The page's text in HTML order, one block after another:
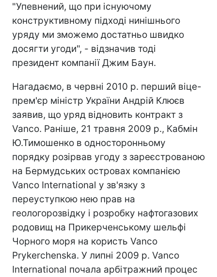
"Упевнений, що при існуючому
конструктивному підході нинішнього
уряду ми зможемо достатньо швидко
досягти угоди", - відзначив тоді
президент компанії Джим Баун.
Нагадаємо, в червні 2010 р. перший віце-
прем'єр міністр України Андрій Клюєв
заявив, що уряд відновить контракт з
Vanco. Раніше, 21 травня 2009 р., Кабмін
Ю.Тимошенко в односторонньому
порядку розірвав угоду з зареєстрованою
на Бермудських островах компанією
Vanco International у зв'язку з
переуступкою нею прав на
геологорозвідку і розробку нафтогазових
родовищ на Прикерченському шельфі
Чорного моря на користь Vanco
Prykerchenska. У липні 2009 р. Vanco
International почала арбітражний процес